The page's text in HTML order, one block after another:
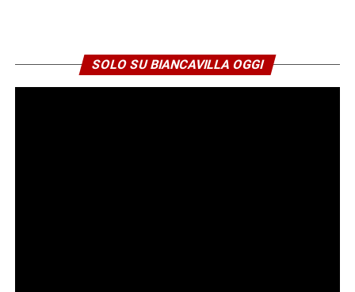
SOLO SU BIANCAVILLA OGGI